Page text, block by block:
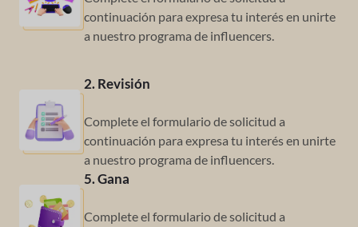
continuación paraexpresa tu interés en unirte
a nuestro programa de influencers.
2. Revisión
Complete el formulario de solicitud a
continuación paraexpresa tu interés en unirte
a nuestro programa de influencers.
5. Gana
Complete el formulario de solicitud a